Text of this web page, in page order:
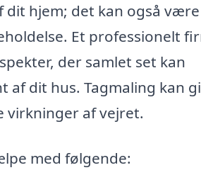
dit hjem; det kan også
Et professionelt
der samlet set kan
dit hus. Tagmaling kan
virkninger af vejret.
med følgende: